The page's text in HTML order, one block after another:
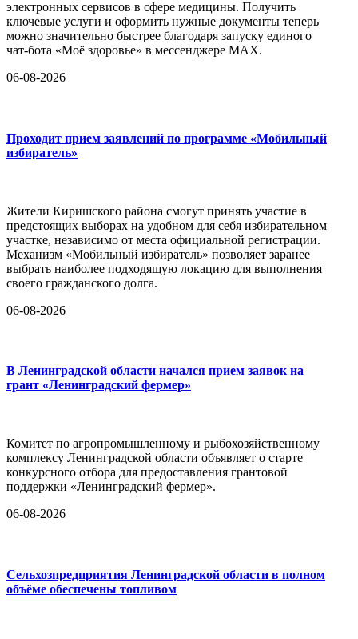
электронных сервисов в сфере медицины. Получить
ключевые услуги и оформить нужные документы теперь
можно значительно быстрее благодаря запуску единого
чат-бота «Моё здоровье» в мессенджере MAX.
06-08-2026
Проходит прием заявлений по программе «Мобильный
избиратель»
Жители Киришского района смогут принять участие в
предстоящих выборах на удобном для себя избирательном
участке, независимо от места официальной регистрации.
Механизм «Мобильный избиратель» позволяет заранее
выбрать наиболее подходящую локацию для выполнения
своего гражданского долга.
06-08-2026
В Ленинградской области начался прием заявок на
грант «Ленинградский фермер»
Комитет по агропромышленному и рыбохозяйственному
комплексу Ленинградской области объявляет о старте
конкурсного отбора для предоставления грантовой
поддержки «Ленинградский фермер».
06-08-2026
Сельхозпредприятия Ленинградской области в полном
объёме обеспечены топливом